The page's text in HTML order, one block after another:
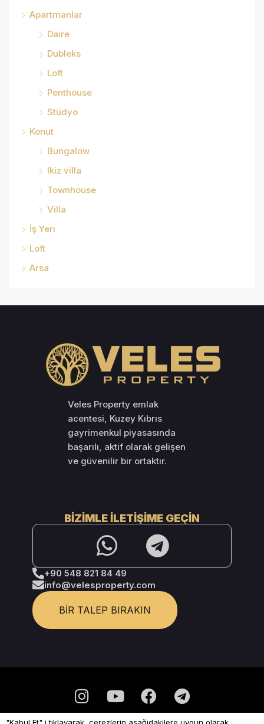
Apartmanlar
Daire
Dubleks
Loft
Penthouse
Stüdyo
Konut
Bungalow
Ikiz villa
Townhouse
Villa
İş Yeri
Loft
Arsa
Veles Property emlak
acentesi, Kuzey Kıbrıs
gayrimenkul piyasasında
başarılı, aktif olarak gelişen
ve güvenilir bir ortaktır.
BIZIMLE İLETIŞIME GEÇIN
+90 548 821 84 49
info@velesproperty.com
BIR TALEP BIRAKIN